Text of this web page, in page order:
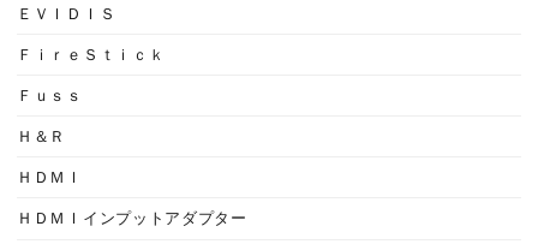
ＥＶＩＤＩＳ
ＦｉｒｅＳｔｉｃｋ
Ｆｕｓｓ
Ｈ＆Ｒ
ＨＤＭＩ
ＨＤＭＩインプットアダプター